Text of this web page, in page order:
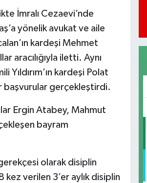
İmralı Cezaevi’nde
yönelik avukat ve aile
kardeşi Mehmet
aracılığıyla iletti. Aynı
Yıldırım’ın kardeşi Polat
başvurular gerçekleştirdi.
Ergin Atabey, Mahmut
bayram
olarak disiplin
kez verilen 3’er aylık disiplin